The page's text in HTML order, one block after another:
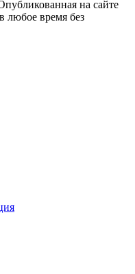
на сайте
любое время без